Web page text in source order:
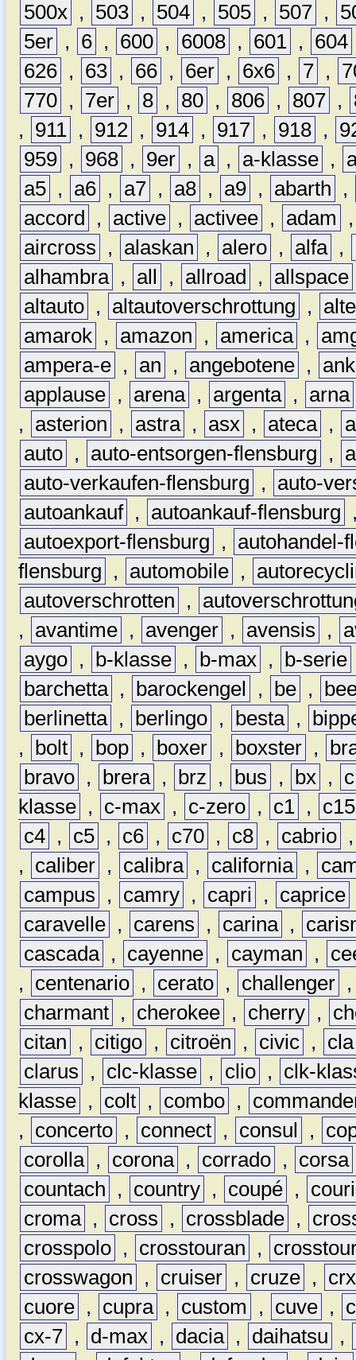
500x , 503 , 504 , 505 , 507 ,
5er , 6 , 600 , 6008 , 601 , 604
626 , 63 , 66 , 6er , 6x6 , 7 ,
770 , 7er , 8 , 80 , 806 , 807 ,
,
911 , 912 , 914 , 917 , 918 ,
959 , 968 , 9er , a , a-klasse ,
a5 , a6 , a7 , a8 , a9 , abarth
,
accord
, active , activee , adam
aircross
, alaskan , alero , alfa ,
alhambra , all , allroad , allspace
altauto , altautoverschrottung ,
amarok , amazon , america ,
ampera-e , an , angebotene ,
applause , arena , argenta , arna
,
asterion , astra , asx , ateca ,
auto , auto-entsorgen-flensburg ,
auto-verkaufen-flensburg
,
auto-
autoankauf , autoankauf-flensburg
autoexport-flensburg
,
autohandel-
flensburg
, automobile ,
autoverschrotten
,
,
avantime , avenger , avensis ,
aygo , b-klasse , b-max , b-serie
barchetta , barockengel , be ,
berlinetta , berlingo , besta ,
,
bolt , bop , boxer , boxster ,
bravo , brera , brz , bus , bx ,
c
klasse , c-max , c-zero , c1 ,
c15
c4 , c5 , c6 , c70 , c8 , cabrio
,
caliber , calibra , california ,
campus
, camry , capri , caprice
caravelle , carens , carina ,
cascada , cayenne , cayman ,
,
centenario , cerato , challenger
charmant , cherokee , cherry ,
citan
, citigo , citroën , civic ,
cla
clarus
, clc-klasse , clio ,
clk-
klasse , colt , combo ,
,
concerto , connect , consul ,
corolla , corona , corrado , corsa
countach
, country , coupé ,
croma , cross , crossblade ,
crosspolo , crosstouran ,
crosswagon
, cruiser , cruze ,
crx
cuore , cupra , custom , cuve ,
cx-7 , d-max , dacia , daihatsu
,